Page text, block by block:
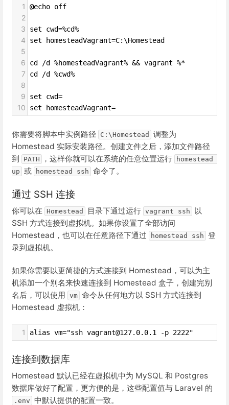
1 @echo off
2
3
set cwd=%cd%
4 set homesteadVagrant=C:\Homestead
5
6
cd /d %homesteadVagrant% && vagrant %*
7 cd /d %cwd%
8
9
set cwd=
10 set homesteadVagrant=
你需要将脚本中实例路径 C:\Homestead
调整为
Homestead 实际安装路径。创建文件之后，添加文件路径
到
PATH ，这样你就可以在系统的任意位置运行
homestead
up 或 homestead ssh 命令了。
通过 SSH 连接
你可以在 Homestead 目录下通过运行 vagrant ssh
以
SSH 方式连接到虚拟机。如果你设置了全部访问
Homestead，也可以在任意路径下通过
homestead ssh 登
录到虚拟机。
如果你需要以更简捷的方式连接到 Homestead，可以为主
机添加一个别名来快速连接到 Homestead 盒子，创建完别
名后，可以使用 vm 命令从任何地方以 SSH 方式连接到
Homestead 虚拟机：
1 alias vm="ssh vagrant@127.0.0.1 -p 2222"
连接到数据库
Homestead 默认已经在虚拟机中为 MySQL 和 Postgres
数据库做好了配置，更方便的是，这些配置值与 Laravel 的
.env 中默认提供的配置一致。